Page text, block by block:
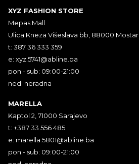
XYZ FASHION STORE
Mepas Mall
Ulica Kneza Višeslava bb, 88000 Mostar
t: 387 36 333 359
e: xyz.5741@abline.ba
pon - sub: 09:00-21:00
ned: neradna
MARELLA
Kaptol 2, 71000 Sarajevo
t: +387 33 556 485
e: marella.5801@abline.ba
pon - sub: 09:00-21:00